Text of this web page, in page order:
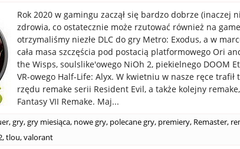
Rok 2020 w gamingu zaczął się bardzo dobrze (inaczej
zdrowia, co ostatecznie może rzutować również na
otrzymaliśmy niezłe DLC do gry Metro: Exodus, a w
cała masa szczęścia pod postacią platformowego Ori
the Wisps, soulslike'owego NiOh 2, piekielnego DOOM
VR-owego Half-Life: Alyx. W kwietniu w nasze ręce trafił
rzędu remake serii Resident Evil, a także kolejny
Fantasy VII Remake. Maj...
,gry,gry miesiąca, nowe gry, polecane gry, premiery, Remaster,
,tlou,valorant